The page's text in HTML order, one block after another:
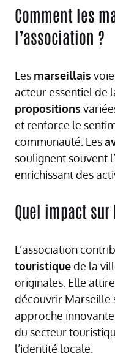
Comment les
l’association ?
Les marseillais
acteur essentiel de
propositions
et renforce le
communauté. Les
soulignent souvent
enrichissant des
Quel impact
L’association
touristiquede la
originales. Elle
découvrir Marseille
approche
du secteur
l’identité locale.